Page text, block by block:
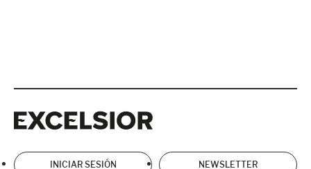
INICIAR SESIÓN NEWSLETTER